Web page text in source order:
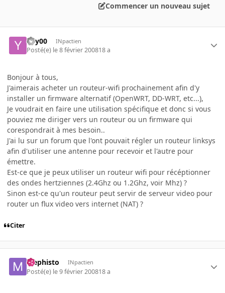
Commencer un nouveau sujet
Yoy00 INpactien
Posté(e) le 8 février 200818 a
Bonjour à tous,
J'aimerais acheter un routeur-wifi prochainement afin d'y
installer un firmware alternatif (OpenWRT, DD-WRT, etc...),
Je voudrait en faire une utilisation spécifique et donc si vous
pouviez me diriger vers un routeur ou un firmware qui
corespondrait à mes besoin..
J'ai lu sur un forum que l'ont pouvait régler un routeur linksys
afin d'utiliser une antenne pour recevoir et l'autre pour
émettre.
Est-ce que je peux utiliser un routeur wifi pour récéptionner
des ondes hertziennes (2.4Ghz ou 1.2Ghz, voir Mhz) ?
Sinon est-ce qu'un routeur peut servir de serveur video pour
router un flux video vers internet (NAT) ?
Citer
Mephisto INpactien
Posté(e) le 9 février 200818 a